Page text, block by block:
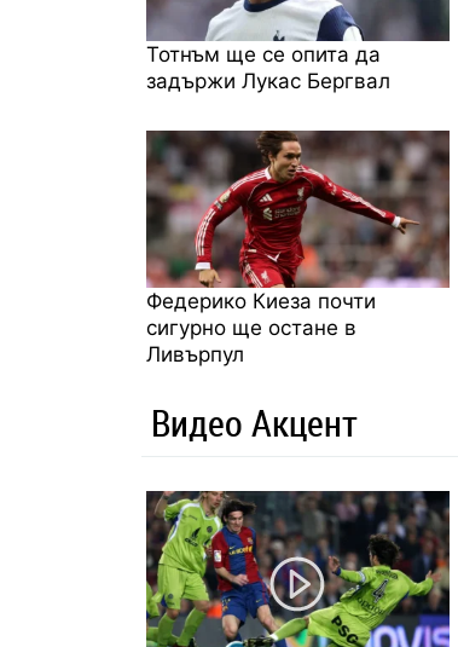
Тотнъм ще се опита да
задържи Лукас Бергвал
Федерико Киеза почти
сигурно ще остане в
Ливърпул
Видео Акцент